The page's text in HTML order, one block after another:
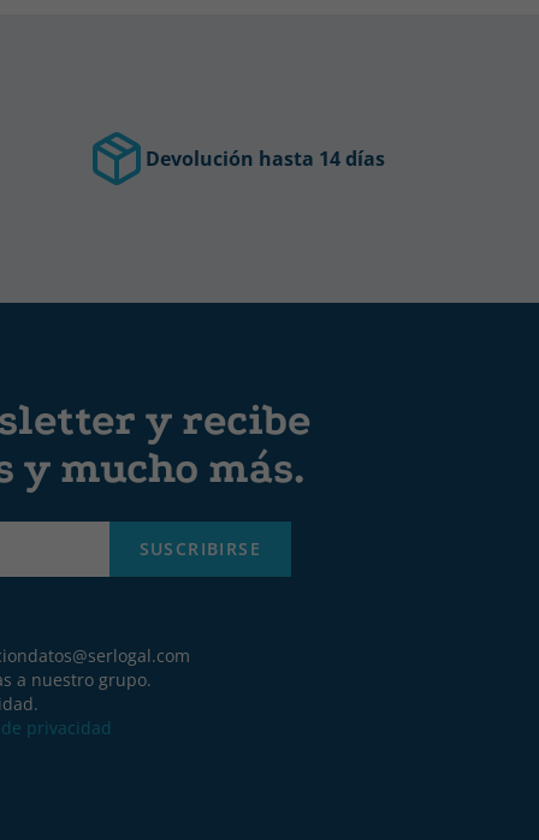
Devolución hasta 14 días
y recibe
y mucho más.
SUSCRIBIRSE
a nuestro grupo.
privacidad